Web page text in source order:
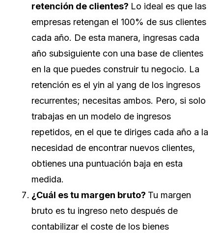
retención de clientes? Lo ideal es que las
empresas retengan el 100% de sus clientes
cada año. De esta manera, ingresas cada
año subsiguiente con una base de clientes
en la que puedes construir tu negocio. La
retención es el yin al yang de los ingresos
recurrentes; necesitas ambos. Pero, si solo
trabajas en un modelo de ingresos
repetidos, en el que te diriges cada año a la
necesidad de encontrar nuevos clientes,
obtienes una puntuación baja en esta
medida.
¿Cuál es tu margen bruto? Tu margen
bruto es tu ingreso neto después de
contabilizar el coste de los bienes